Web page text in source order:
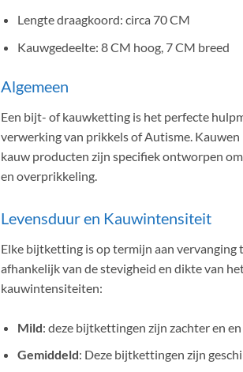
Lengte draagkoord: circa 70 CM
Kauwgedeelte: 8 CM hoog, 7 CM breed
Algemeen
Een bijt- of kauwketting is het perfecte
verwerking van prikkels of Autisme.
kauw producten zijn specifiek ontworpen
en overprikkeling.
Levensduur en Kauwintensiteit
Elke bijtketting is op termijn aan vervanging
afhankelijk van de stevigheid en dikte van
kauwintensiteiten:
Mild: deze bijtkettingen zijn zachter en
Gemiddeld: Deze bijtkettingen zijn